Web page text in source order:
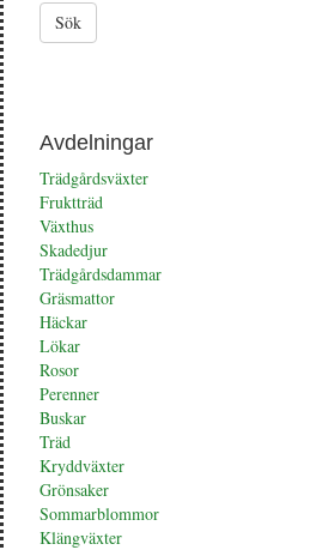
Avdelningar
Trädgårdsväxter
Fruktträd
Växthus
Skadedjur
Trädgårdsdammar
Gräsmattor
Häckar
Lökar
Rosor
Perenner
Buskar
Träd
Kryddväxter
Grönsaker
Sommarblommor
Klängväxter